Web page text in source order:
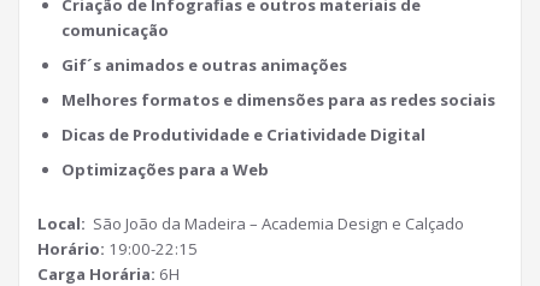
comunicação
Gif´s animados e outras animações
Melhores formatos e dimensões para as redes sociais
Dicas de Produtividade e Criatividade Digital
Optimizações para a Web
Local: São João da Madeira – Academia Design e Calçado
Horário: 19:00-22:15
Carga Horária: 6H